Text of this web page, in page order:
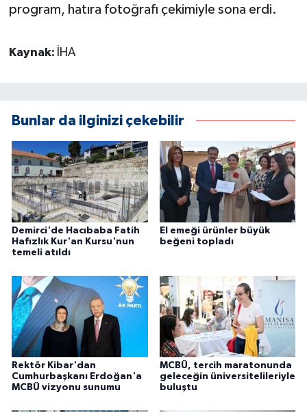
program, hatıra fotoğrafı çekimiyle sona erdi.
Kaynak: İHA
Bunlar da ilginizi çekebilir
Demirci'de Hacıbaba Fatih
Hafızlık Kur'an Kursu'nun
temeli atıldı
El emeği ürünler büyük
beğeni topladı
Rektör Kibar'dan
Cumhurbaşkanı Erdoğan'a
MCBÜ vizyonu sunumu
MCBÜ, tercih maratonunda
geleceğin üniversitelileriyle
buluştu